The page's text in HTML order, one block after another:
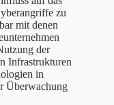
zu
mit denen
der
Infrastrukturen
in
Überwachung